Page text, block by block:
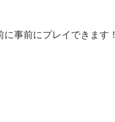
事前にプレイできます！